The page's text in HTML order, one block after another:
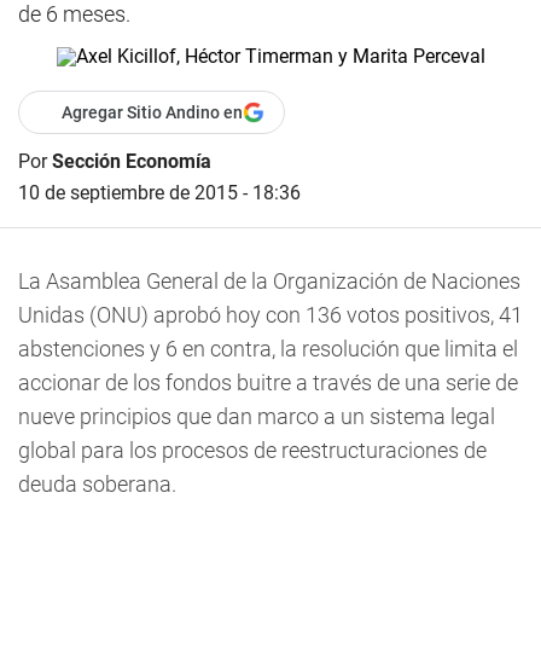
de 6 meses.
Agregar Sitio Andino en
PorSección Economía
10 de septiembre de 2015 - 18:36
La Asamblea General de la Organización de Naciones
Unidas (ONU) aprobó hoy con 136 votos positivos, 41
abstenciones y 6 en contra, la resolución que limita el
accionar de los fondos buitre a través de una serie de
nueve principios que dan marco a un sistema legal
global para los procesos de reestructuraciones de
deuda soberana.